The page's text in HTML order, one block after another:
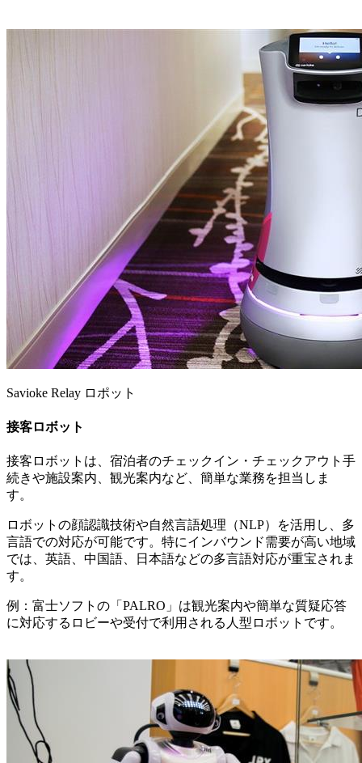
Savioke Relay ロポット
接客ロボット
接客ロボットは、宿泊者のチェックイン・チェックアウト手
続きや施設案内、観光案内など、簡単な業務を担当しま
す。
ロボットの顔認識技術や自然言語処理（NLP）を活用し、多
言語での対応が可能です。特にインバウンド需要が高い地域
では、英語、中国語、日本語などの多言語対応が重宝されま
す。
例：富士ソフトの「PALRO」は観光案内や簡単な質疑応答
に対応するロビーや受付で利用される人型ロボットです。